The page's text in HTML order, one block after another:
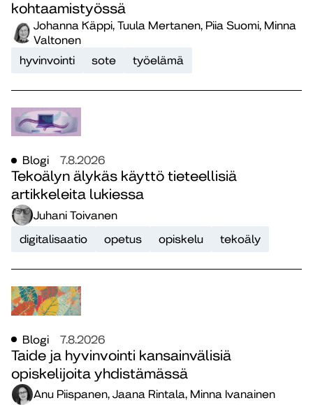
kohtaamistyössä
Johanna Käppi, Tuula Mertanen, Piia Suomi, Minna
Valtonen
hyvinvointi
sote työelämä
Blogi 7.8.2026
Tekoälyn älykäs käyttö tieteellisiä
artikkeleita lukiessa
Juhani Toivanen
digitalisaatio
opetus opiskelu tekoäly
Blogi 7.8.2026
Taide ja hyvinvointi kansainvälisiä
opiskelijoita yhdistämässä
Anu Piispanen, Jaana Rintala, Minna Ivanainen